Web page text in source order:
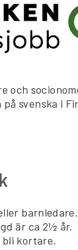
och
svenska i
barnledare.
är ca 2½ år.
kortare.